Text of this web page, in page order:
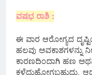
ವಷಭ ರಾಶಿ :
ಈ ವಾರ ಆರೋಗ್ಯದ
ಹಲವು ಅವಕಾಶಗಳನ್ನು
ಕಾರಣದಿಂದಾಗಿ ಹಣ
ಕಳೆದುಹೋಗಬಹುದು.